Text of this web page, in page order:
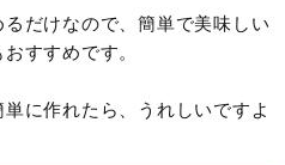
だけなので、簡単で美味しい
すすめです。
に作れたら、うれしいですよ